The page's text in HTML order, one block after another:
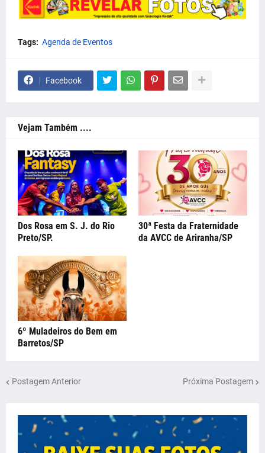
Tags: Agenda de Eventos
Facebook
Vejam Também ....
Dos Rosa em S. J. do Rio
Preto/SP.
30ª Festa da Fraternidade
da AVCC de Ariranha/SP
6º Muladeiros do Bem em
Barretos/SP
Postagem Anterior Próxima Postagem